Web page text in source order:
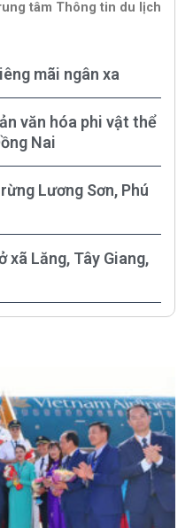
tâm Thông tin du lịch
mãi ngân xa
văn hóa phi vật thể
Nai
Lương Sơn, Phú
xã Lăng, Tây Giang,